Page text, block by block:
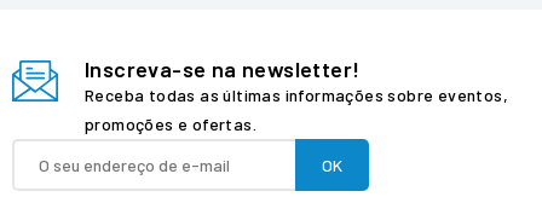
Inscreva-se na newsletter!
Receba todas as últimas informações sobre eventos,
promoções e ofertas.